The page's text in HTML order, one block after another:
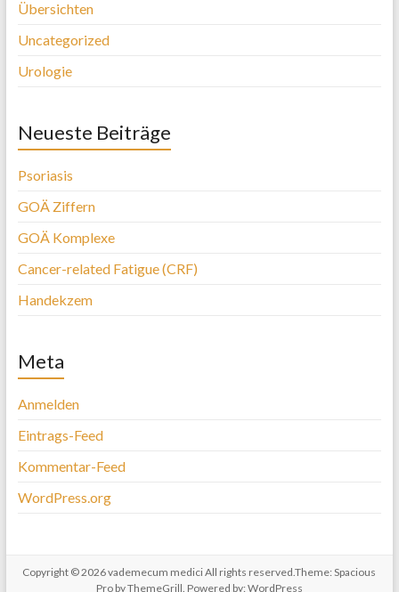
Übersichten
Uncategorized
Urologie
Neueste Beiträge
Psoriasis
GOÄ Ziffern
GOÄ Komplexe
Cancer-related Fatigue (CRF)
Handekzem
Meta
Anmelden
Eintrags-Feed
Kommentar-Feed
WordPress.org
Copyright © 2026vademecum mediciAll rights reserved.Theme:Spacious
Proby ThemeGrill. Powered by: WordPress